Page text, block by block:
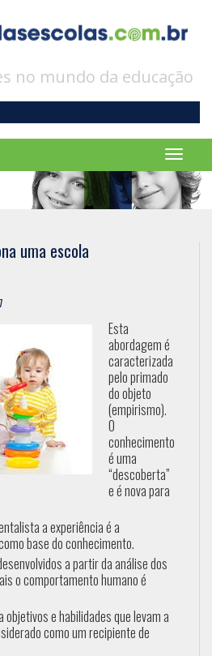
no mundo da educação
Menu
uma escola
Esta
abordagem é
caracterizada
pelo primado
do objeto
(empirismo).
O
conhecimento
é uma
“descoberta”
e é nova para
a experiência é a
base do conhecimento.
a partir da análise dos
o comportamento humano é
e habilidades que levam a
como um recipiente de